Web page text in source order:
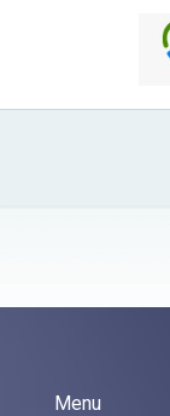
Menu